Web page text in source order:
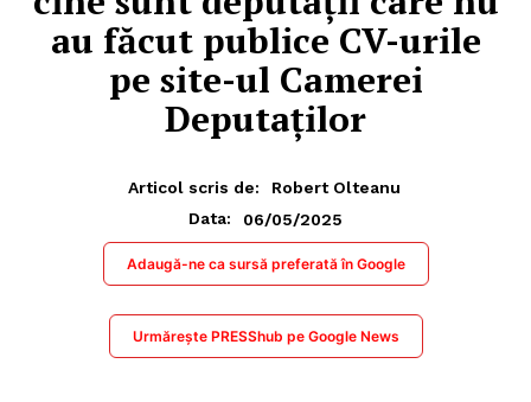
au făcut publice CV-urile
pe site-ul Camerei
Deputaților
Articol scris de:
Robert Olteanu
Data:
06/05/2025
Adaugă-ne ca sursă preferată în Google
Urmărește PRESShub pe Google News